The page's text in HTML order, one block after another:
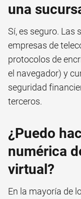
una
Sí, es seguro. Las
empresas de
protocolos de
el navegador) y
seguridad
terceros.
¿Puedo
numérica
virtual?
En la mayoría de